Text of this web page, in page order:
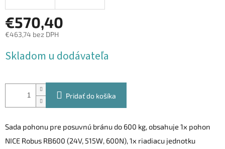
€570,40
€463,74 bez DPH
cena:
Skladom u dodávateľa
Pridať do košíka
Sada pohonu pre posuvnú bránu do 600 kg, obsahuje 1x pohon
NICE Robus RB600 (24V, 515W, 600N), 1x riadiacu jednotku